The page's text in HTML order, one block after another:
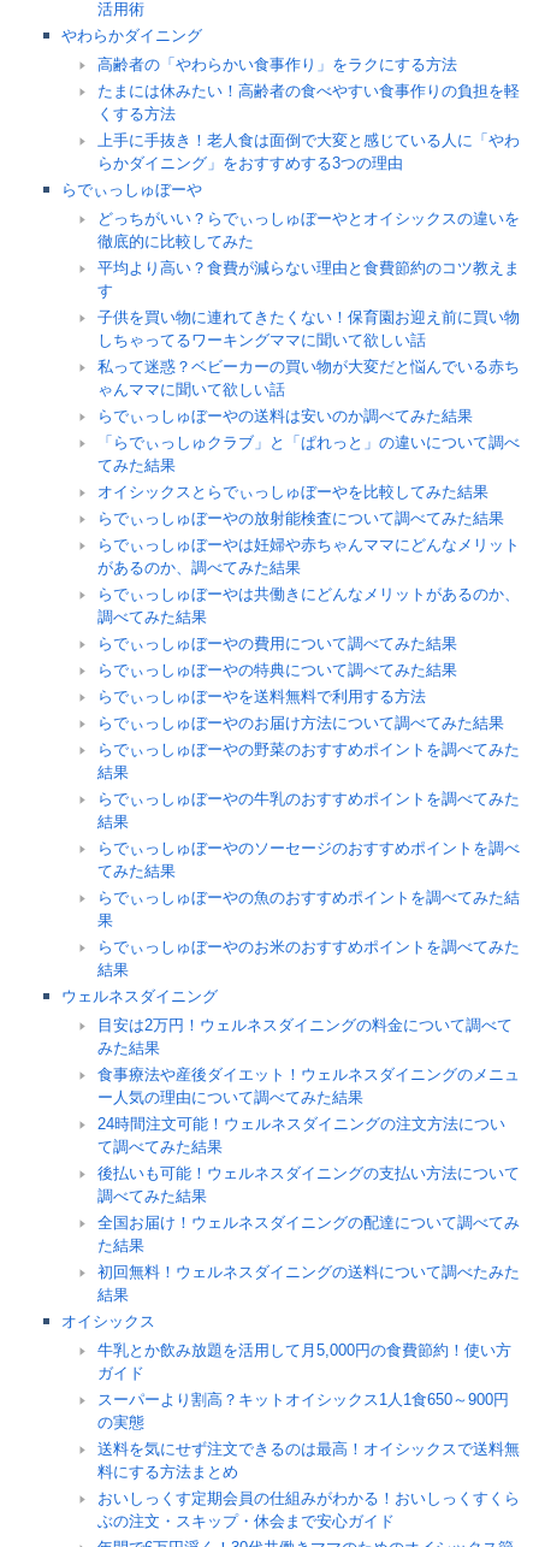
活用術
やわらかダイニング
高齢者の「やわらかい食事作り」をラクにする方法
たまには休みたい！高齢者の食べやすい食事作りの負担を軽
くする方法
上手に手抜き！老人食は面倒で大変と感じている人に「やわ
らかダイニング」をおすすめする3つの理由
らでぃっしゅぼーや
どっちがいい？らでぃっしゅぼーやとオイシックスの違いを
徹底的に比較してみた
平均より高い？食費が減らない理由と食費節約のコツ教えま
す
子供を買い物に連れてきたくない！保育園お迎え前に買い物
しちゃってるワーキングママに聞いて欲しい話
私って迷惑？ベビーカーの買い物が大変だと悩んでいる赤ち
ゃんママに聞いて欲しい話
らでぃっしゅぼーやの送料は安いのか調べてみた結果
「らでぃっしゅクラブ」と「ぱれっと」の違いについて調べ
てみた結果
オイシックスとらでぃっしゅぼーやを比較してみた結果
らでぃっしゅぼーやの放射能検査について調べてみた結果
らでぃっしゅぼーやは妊婦や赤ちゃんママにどんなメリット
があるのか、調べてみた結果
らでぃっしゅぼーやは共働きにどんなメリットがあるのか、
調べてみた結果
らでぃっしゅぼーやの費用について調べてみた結果
らでぃっしゅぼーやの特典について調べてみた結果
らでぃっしゅぼーやを送料無料で利用する方法
らでぃっしゅぼーやのお届け方法について調べてみた結果
らでぃっしゅぼーやの野菜のおすすめポイントを調べてみた
結果
らでぃっしゅぼーやの牛乳のおすすめポイントを調べてみた
結果
らでぃっしゅぼーやのソーセージのおすすめポイントを調べ
てみた結果
らでぃっしゅぼーやの魚のおすすめポイントを調べてみた結
果
らでぃっしゅぼーやのお米のおすすめポイントを調べてみた
結果
ウェルネスダイニング
目安は2万円！ウェルネスダイニングの料金について調べて
みた結果
食事療法や産後ダイエット！ウェルネスダイニングのメニュ
ー人気の理由について調べてみた結果
24時間注文可能！ウェルネスダイニングの注文方法につい
て調べてみた結果
後払いも可能！ウェルネスダイニングの支払い方法について
調べてみた結果
全国お届け！ウェルネスダイニングの配達について調べてみ
た結果
初回無料！ウェルネスダイニングの送料について調べたみた
結果
オイシックス
牛乳とか飲み放題を活用して月5,000円の食費節約！使い方
ガイド
スーパーより割高？キットオイシックス1人1食650～900円
の実態
送料を気にせず注文できるのは最高！オイシックスで送料無
料にする方法まとめ
おいしっくす定期会員の仕組みがわかる！おいしっくすくら
ぶの注文・スキップ・休会まで安心ガイド